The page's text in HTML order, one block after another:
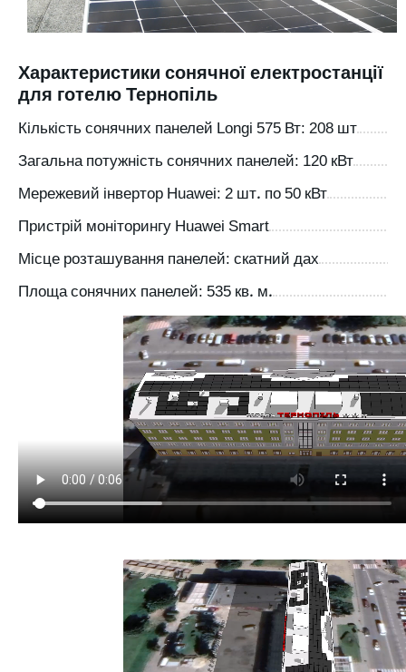
Характеристики сонячної електростанції
для готелю Тернопіль
Кількість сонячних панелей Longi 575 Вт: 208 шт
Загальна потужність сонячних панелей: 120 кВт
Мережевий інвертор Huawei: 2 шт. по 50 кВт
Пристрій моніторингу Huawei Smart
Місце розташування панелей: скатний дах
Площа сонячних панелей: 535 кв. м.